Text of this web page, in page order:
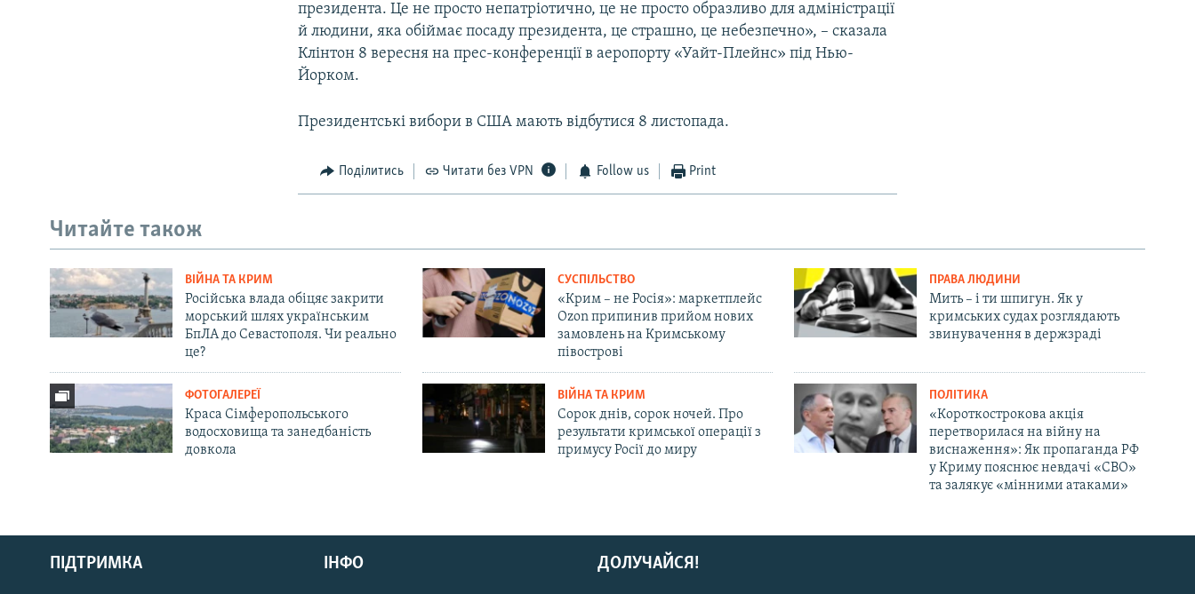
Русский
Qırımtatar
президента. Це не просто непатріотично, це не просто образливо для адміністрації
й людини, яка обіймає посаду президента, це страшно, це небезпечно», – сказала
Клінтон 8 вересня на прес-конференції в аеропорту «Уайт-Плейнс» під Нью-
Йорком.
Президентські вибори в США мають відбутися 8 листопада.
Поділитись Читати без VPN Follow us Print
Читайте також
ВІЙНА ТА КРИМ
Російська влада обіцяє закрити
морський шлях українським
БпЛА до Севастополя. Чи реально
це?
СУСПІЛЬСТВО
«Крим – не Росія»: маркетплейс
Ozon припинив прийом нових
замовлень на Кримському
півострові
ПРАВА ЛЮДИНИ
Мить – і ти шпигун. Як у
кримських судах розглядають
звинувачення в держзраді
ФОТОГАЛЕРЕЇ
Краса Сімферопольського
водосховища та занедбаність
довкола
ВІЙНА ТА КРИМ
Сорок днів, сорок ночей. Про
результати кримської операції з
примусу Росії до миру
ПОЛІТИКА
«Короткострокова акція
перетворилася на війну на
виснаження»: Як пропаганда РФ
у Криму пояснює невдачі «СВО»
та залякує «мінними атаками»
ДОЛУЧАЙСЯ!
ПІДТРИМКА ІНФО